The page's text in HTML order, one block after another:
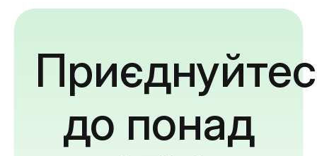
до понад